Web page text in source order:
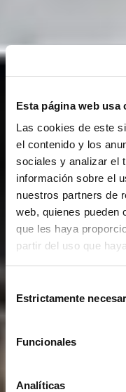
Esta página web usa
Las cookies de este
el contenido y los
sociales y analizar el
información sobre el
nuestros partners de
web, quienes pueden
que les haya
partir del uso que
Estrictamente
Funcionales
Analíticas